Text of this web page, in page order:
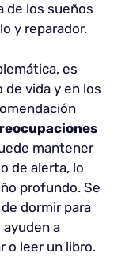
de los sueños
y reparador.
es
de vida y en los
mantener
de alerta, lo
profundo. Se
dormir para
a
o leer un libro.